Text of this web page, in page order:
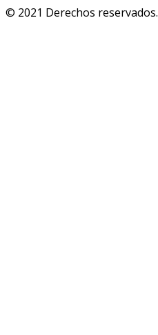
© 2021 Derechos reservados.